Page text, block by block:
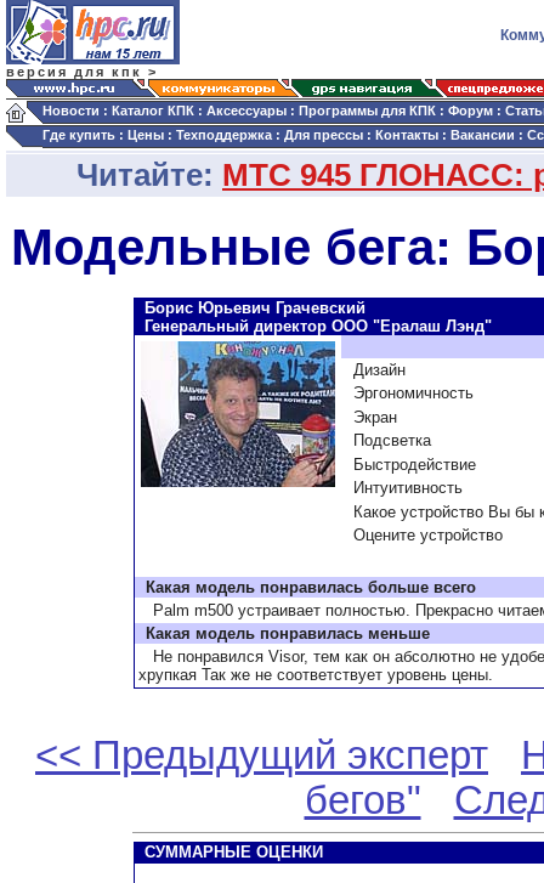
версия для кпк >
Новости : Каталог КПК : Аксессуары : Программы для КПК : Форум :
Где купить : Цены : Техподдержка : Для прессы : Контакты : Вакансии :
Читайте: МТС 945 ГЛОНАСС:
Модельные бега:
Борис Юрьевич Грачевский
Генеральный директор ООО "Ералаш Лэнд"
Дизайн
Эргономичность
Экран
Подсветка
Быстродействие
Интуитивность
Какое устройство Вы бы
Оцените устройство
Какая модель понравилась больше всего
Palm m500 устраивает полностью. Прекрасно
Какая модель понравилась меньше
Не понравился Visor, тем как он абсолютно не
хрупкая Так же не соответствует уровень цены.
<< Предыдущий эксперт
бегов"
СУММАРНЫЕ ОЦЕНКИ